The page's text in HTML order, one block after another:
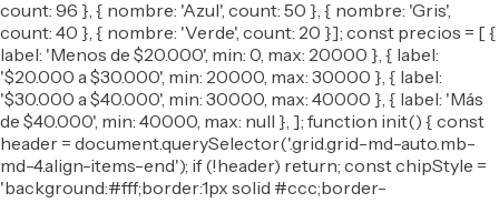
count: 96 }, { nombre: 'Azul', count: 50 }, { nombre: 'Gris',
count: 40 }, { nombre: 'Verde', count: 20 }]; const precios = [ {
label: 'Menos de $20.000', min: 0, max: 20000 }, { label:
'$20.000 a $30.000', min: 20000, max: 30000 }, { label:
'$30.000 a $40.000', min: 30000, max: 40000 }, { label: 'Más
de $40.000', min: 40000, max: null }, ]; function init() { const
header = document.querySelector('.grid.grid-md-auto.mb-
md-4.align-items-end'); if (!header) return; const chipStyle =
'background:#fff;border:1px solid #ccc;border-